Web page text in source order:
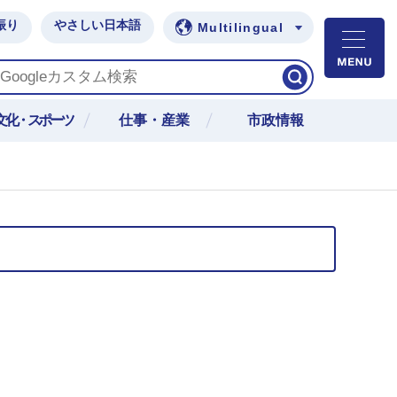
り やさしい日本語 Multilingual
化・スポーツ 仕事・産業 市政情報